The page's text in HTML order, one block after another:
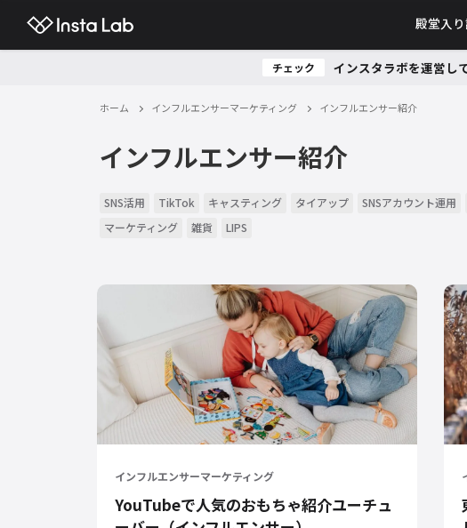
殿堂入
チェック インスタラボを運営し
ホーム インフルエンサーマーケティング インフルエンサー紹介
インフルエンサー紹介
SNS活用 TikTok キャスティング タイアップ SNSアカウント運用
マーケティング
雑貨 LIPS
インフルエンサーマーケティング
YouTubeで人気のおもちゃ紹介ユーチュ